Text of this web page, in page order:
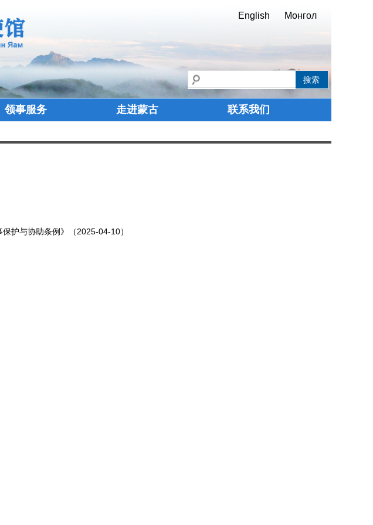
English Монгол
领事服务 走进蒙古 联系我们
护与协助条例》（2025-04-10）